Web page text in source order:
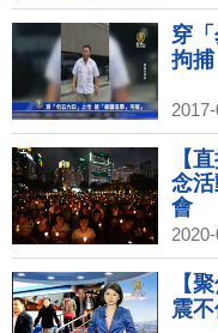
穿「
拘捕
【
念
會
【
震